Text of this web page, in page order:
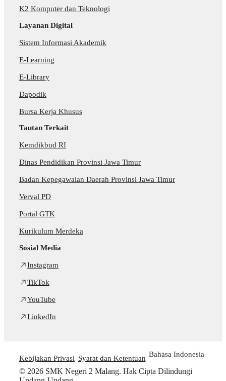
K2 Komputer dan Teknologi
Layanan Digital
Sistem Informasi Akademik
E-Learning
E-Library
Dapodik
Bursa Kerja Khusus
Tautan Terkait
Kemdikbud RI
Dinas Pendidikan Provinsi Jawa Timur
Badan Kepegawaian Daerah Provinsi Jawa Timur
Verval PD
Portal GTK
Kurikulum Merdeka
Sosial Media
Instagram
TikTok
YouTube
LinkedIn
Kebijakan Privasi Syarat dan Ketentuan Bahasa Indonesia
© 2026 SMK Negeri 2 Malang. Hak Cipta Dilindungi